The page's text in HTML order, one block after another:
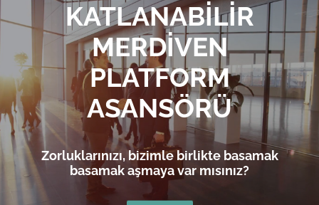
KATLANABİLİR
MERDİVEN
PLATFORM
ASANSÖRÜ
Zorluklarınızı, bizimle birlikte basamak
basamak aşmaya var mısınız?